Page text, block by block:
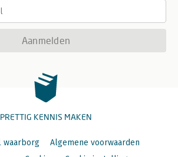
Aanmelden
PRETTIG KENNIS MAKEN
waarborg
Algemene voorwaarden